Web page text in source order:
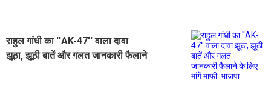
राहुल गांधी का ''AK-47'' वाला दावा
झूठा, झूठी बातें और गलत जानकारी फैलाने